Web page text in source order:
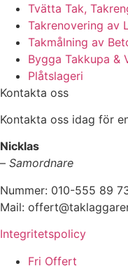
Tvätta Tak,
Takrenovering av
Takmålning av
Bygga Takkupa &
Plåtslageri
Kontakta oss
Kontakta oss idag för
Nicklas
– Samordnare
Nummer: 010-555 89
Mail:
Integritetspolicy
Fri Offert